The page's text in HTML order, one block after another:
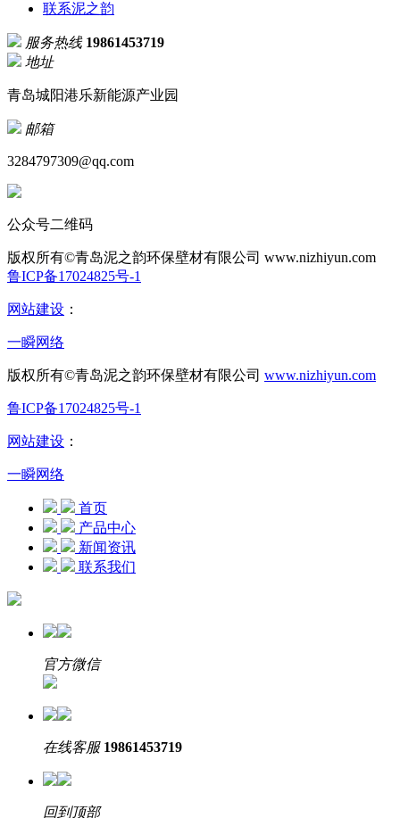
联系泥之韵
服务热线 19861453719
地址
青岛城阳港乐新能源产业园
邮箱
3284797309@qq.com
公众号二维码
版权所有©青岛泥之韵环保壁材有限公司 www.nizhiyun.com
鲁ICP备17024825号-1
网站建设 ：
一瞬网络
版权所有©青岛泥之韵环保壁材有限公司 www.nizhiyun.com
鲁ICP备17024825号-1
网站建设 ：
一瞬网络
首页
产品中心
新闻资讯
联系我们
官方微信
在线客服 19861453719
回到顶部